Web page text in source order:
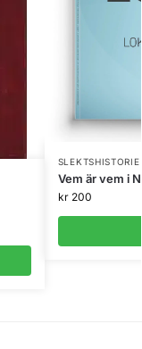
Vem är vem i
kr200